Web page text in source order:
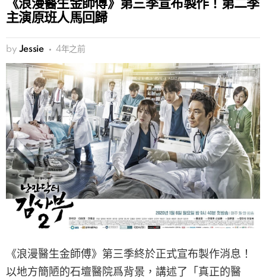
《浪漫醫生金師傅》第三季宣布製作！第二季
主演原班人馬回歸
by Jessie 4年之前
《浪漫醫生金師傅》第三季終於正式宣布製作消息！
以地方簡陋的石壇醫院爲背景，講述了「真正的醫